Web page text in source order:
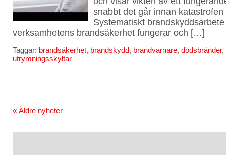
snabbt det går innan
Systematiskt
verksamhetens brandsäkerhet fungerar och […]
Taggar: brandsäkerhet, brandskydd, brandvarnare, dödsbränder,
utrymningsskyltar
« Äldre nyheter